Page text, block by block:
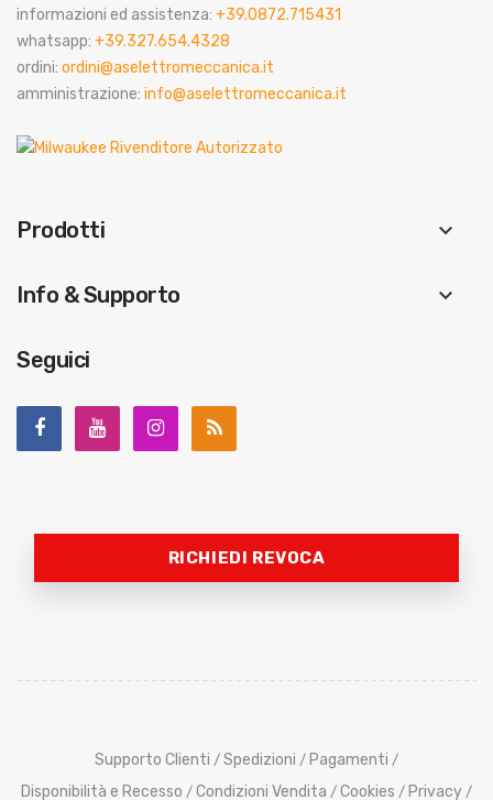
informazioni ed assistenza: +39.0872.715431
whatsapp: +39.327.654.4328
ordini: ordini@aselettromeccanica.it
amministrazione: info@aselettromeccanica.it
Prodotti keyboard_arrow_down
Info & Supporto keyboard_arrow_down
Seguici
RICHIEDI REVOCA
Supporto Clienti / Spedizioni / Pagamenti /
Disponibilità e Recesso / Condizioni Vendita / Cookies / Privacy /